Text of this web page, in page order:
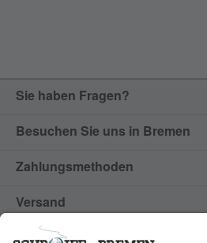
Sie haben Fragen?
Besuchen Sie uns in Bremen
Zahlungsmethoden
Versand
Produkte & Services